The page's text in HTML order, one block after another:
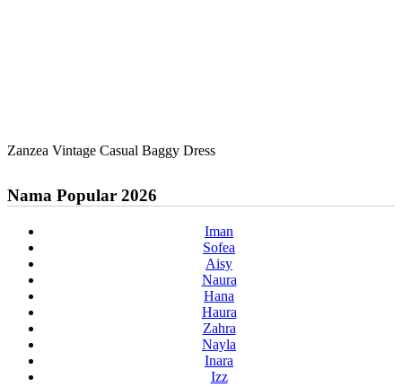
Zanzea Vintage Casual Baggy Dress
Nama Popular 2026
Iman
Sofea
Aisy
Naura
Hana
Haura
Zahra
Nayla
Inara
Izz